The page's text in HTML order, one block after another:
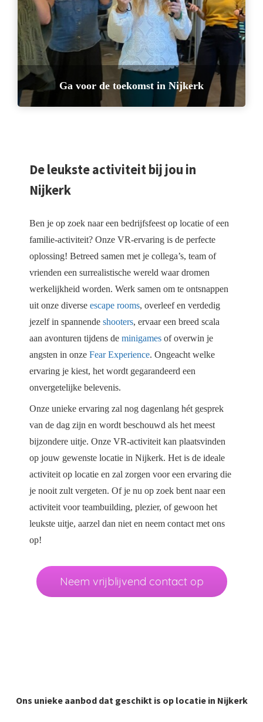
Ga voor de toekomst in Nijkerk
De leukste activiteit bij jou in
Nijkerk
Ben je op zoek naar een bedrijfsfeest op locatie of een
familie-activiteit? Onze VR-ervaring is de perfecte
oplossing! Betreed samen met je collega’s, team of
vrienden een surrealistische wereld waar dromen
werkelijkheid worden. Werk samen om te ontsnappen
uit onze diverse escape rooms, overleef en verdedig
jezelf in spannende shooters, ervaar een breed scala
aan avonturen tijdens de minigames of overwin je
angsten in onze Fear Experience. Ongeacht welke
ervaring je kiest, het wordt gegarandeerd een
onvergetelijke belevenis.
Onze unieke ervaring zal nog dagenlang hét gesprek
van de dag zijn en wordt beschouwd als het meest
bijzondere uitje. Onze VR-activiteit kan plaatsvinden
op jouw gewenste locatie in Nijkerk. Het is de ideale
activiteit op locatie en zal zorgen voor een ervaring die
je nooit zult vergeten. Of je nu op zoek bent naar een
activiteit voor teambuilding, plezier, of gewoon het
leukste uitje, aarzel dan niet en neem contact met ons
op!
Neem vrijblijvend contact op
Ons unieke aanbod dat geschikt is op locatie in Nijkerk